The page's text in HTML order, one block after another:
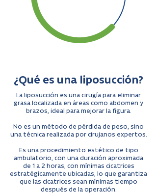
¿Qué es una liposucción?
La liposucción es una cirugía para eliminar
grasa localizada en áreas como abdomen y
brazos, ideal para mejorar la figura.
No es un método de pérdida de peso, sino
una técnica realizada por cirujanos expertos.
Es una procedimiento estético de tipo
ambulatorio, con una duración aproximada
de 1 a 2 horas, con mínimas cicatrices
estratégicamente ubicadas, lo que garantiza
que las cicatrices sean mínimas tiempo
después de la operación.